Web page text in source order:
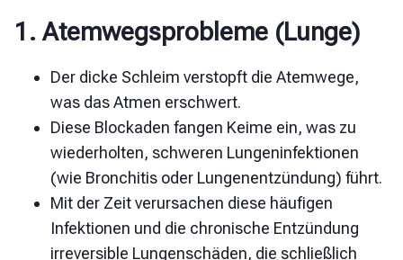
1. Atemwegsprobleme (Lunge)
Der dicke Schleim verstopft die Atemwege,
was das Atmen erschwert.
Diese Blockaden fangen Keime ein, was zu
wiederholten, schweren Lungeninfektionen
(wie Bronchitis oder Lungenentzündung) führt.
Mit der Zeit verursachen diese häufigen
Infektionen und die chronische Entzündung
irreversible Lungenschäden, die schließlich